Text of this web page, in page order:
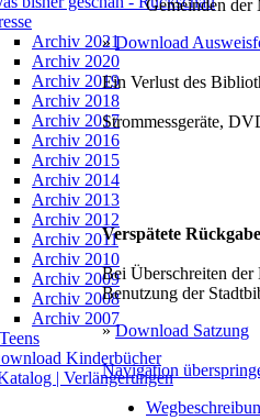
Archiv 2021
Archiv 2020
Archiv 2019
Archiv 2018
Archiv 2017
Archiv 2016
Archiv 2015
Archiv 2014
Archiv 2013
Archiv 2012
Archiv 2011
Archiv 2010
Archiv 2009
Archiv 2008
Archiv 2007
Kinderbücher
| Verlängerungen
Gemeinden der
»Download
Ein Verlust des
Strommessgeräte,
Verspätete
Bei Überschreiten
Benutzung der
»Download Satzung
Navigation